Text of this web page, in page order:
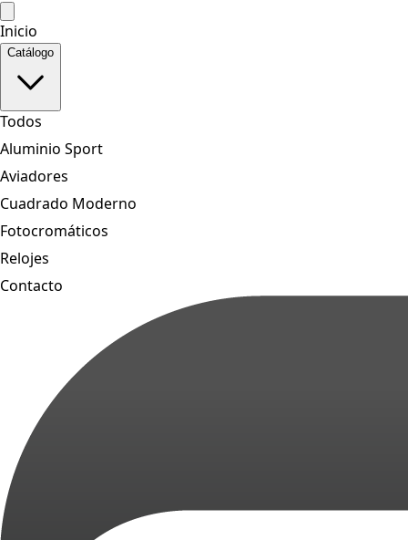
Inicio
Catálogo
Todos
Aluminio Sport
Aviadores
Cuadrado Moderno
Fotocromáticos
Relojes
Contacto